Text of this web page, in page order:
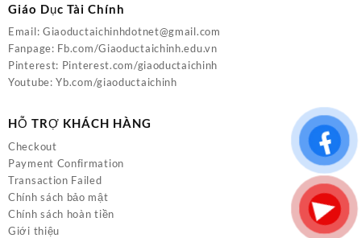
Giáo Dục Tài Chính
Email: Giaoductaichinhdotnet@gmail.com
Fanpage: Fb.com/Giaoductaichinh.edu.vn
Pinterest: Pinterest.com/giaoductaichinh
Youtube:Yb.com/giaoductaichinh
HỖ TRỢ KHÁCH HÀNG
Checkout
Payment Confirmation
Transaction Failed
Chính sách bảo mật
Chính sách hoàn tiền
Giới thiệu